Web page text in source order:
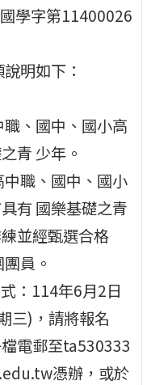
學字第11400026
明如下：
職、國中、國小高
青 少年。
中職、國中、國小
有 國樂基礎之青
並經甄選合格
員。
：114年6月2日
三)，請將報名
電郵至ta530333
憑辦，或於